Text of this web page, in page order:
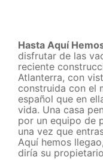
Hasta Aquí
disfrutar de las
reciente
Atlanterra, con
construida con el
español que en
vida. Una casa
por un equipo de
una vez que
Aquí hemos
diría su